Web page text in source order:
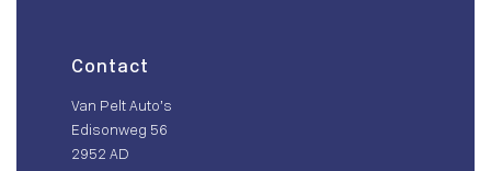
Contact
Van Pelt Auto’s
Edisonweg 56
2952 AD